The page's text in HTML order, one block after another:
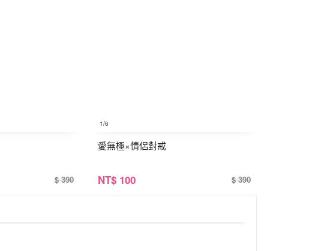
$ 390
1/6
愛無極×情侶對戒
NT$ 100 $ 390